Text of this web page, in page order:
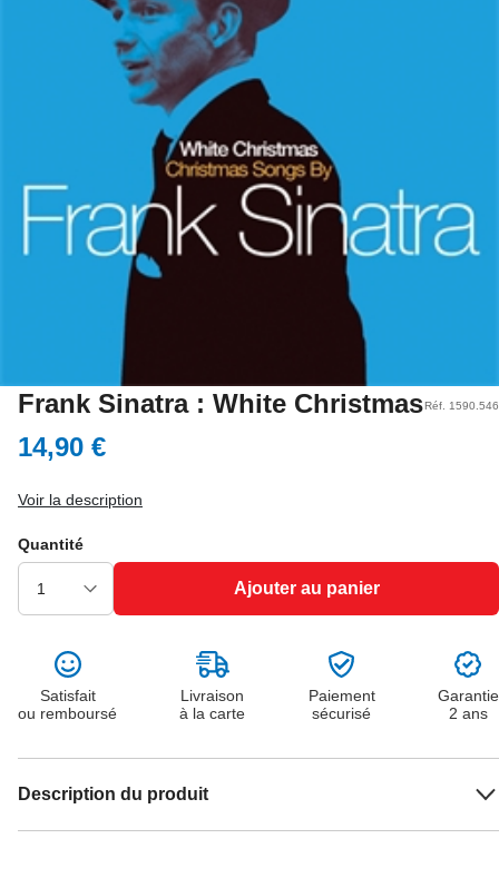
Frank Sinatra : White ChristmasRéf. 1590.546
14,90 €
Voir la description
Quantité
Ajouter au panier
Satisfait
ou remboursé
Livraison
à la carte
Paiement
sécurisé
Garantie
2 ans
Description du produit